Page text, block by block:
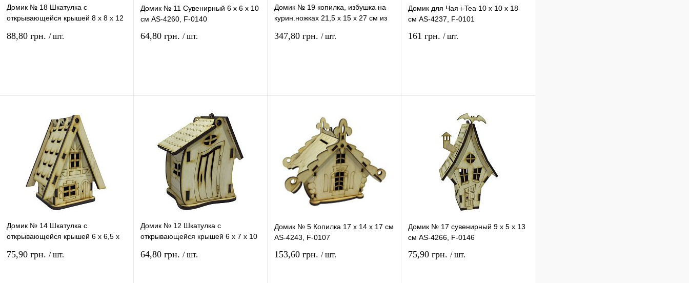
Домик № 18 Шкатулка с
открывающейся крышей 8 х 8 х 12
88,80 грн. / шт.
наличии
Домик № 11 Сувенирный 6 х 6 х 10
см AS-4260, F-0140
64,80 грн. / шт.
наличии
Домик № 19 копилка, избушка на
курин.ножках 21,5 х 15 х 27 см из
347,80 грн. / шт.
наличии
Домик для Чая i-Tea 10 х 10 х 18
см AS-4237, F-0101
161 грн. / шт.
наличии
Домик № 14 Шкатулка с
открывающейся крышей 6 х 6,5 х
75,90 грн. / шт.
Домик № 12 Шкатулка с
открывающейся крышей 6 х 7 х 10
64,80 грн. / шт.
Домик № 5 Копилка 17 х 14 х 17 см
AS-4243, F-0107
153,60 грн. / шт.
Домик № 17 сувенирный 9 х 5 х 13
см AS-4266, F-0146
75,90 грн. / шт.